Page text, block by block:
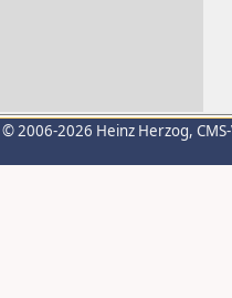
© 2006-2026 Heinz Herzog,